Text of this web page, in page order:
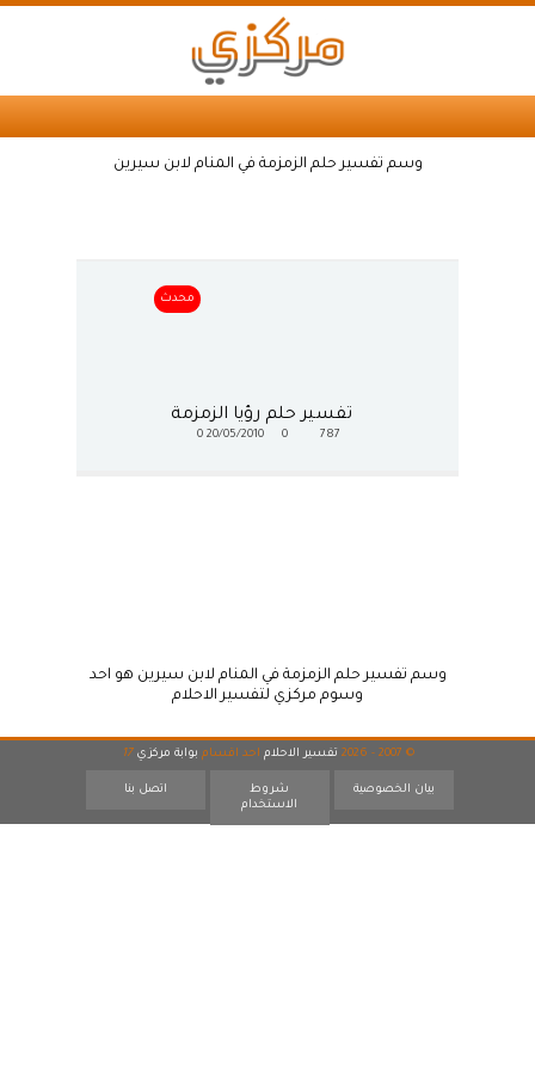
وسم تفسير حلم الزمزمة في المنام لابن سيرين
محدث
تفسير حلم رؤيا الزمزمة
787
20/05/2010
0
وسم تفسير حلم الزمزمة في المنام لابن سيرين هو احد
وسوم مركزي لتفسير الاحلام
© 2007 - 2026 تفسير الاحلام احد اقسام بوابة مركزي 17
بيان الخصوصية
شروط
الاستخدام
اتصل بنا